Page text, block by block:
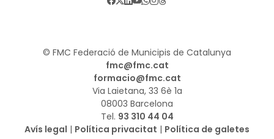
© FMC Federació de Municipis de Catalunya
fmc@fmc.cat
formacio@fmc.cat
Via Laietana, 33 6è 1a
08003 Barcelona
Tel. 93 310 44 04
Avís legal | Política privacitat | Política de galetes